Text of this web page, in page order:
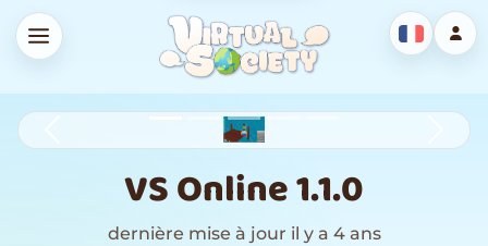
VS Online 1.1.0
dernière mise à jour il y a 4 ans